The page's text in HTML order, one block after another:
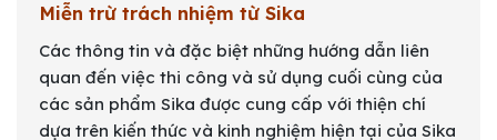
Miễn trừ trách nhiệm từ Sika
Các thông tin và đặc biệt những hướng dẫn liên
quan đến việc thi công và sử dụng cuối cùng của
các sản phẩm Sika được cung cấp với thiện chí
dựa trên kiến thức và kinh nghiệm hiện tại của Sika